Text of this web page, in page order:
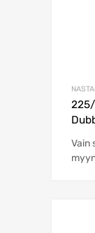
225/
Vain